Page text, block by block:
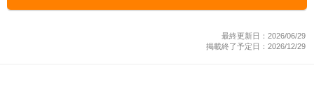
最終更新日：2026/06/29
掲載終了予定日：2026/12/29